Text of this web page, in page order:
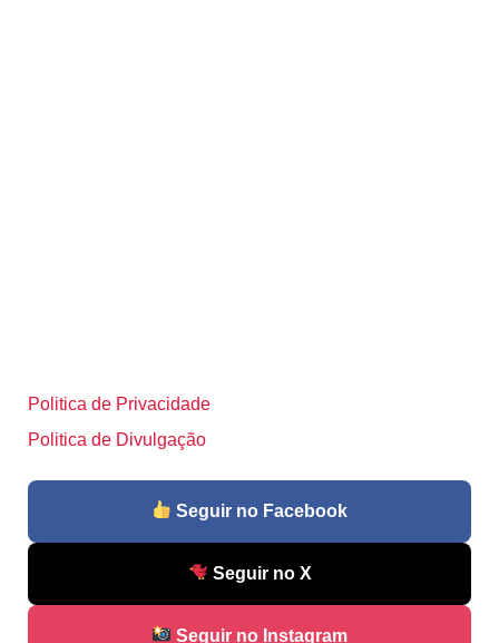
Politica de Privacidade
Politica de Divulgação
Seguir no Facebook
Seguir no X
Seguir no Instagram